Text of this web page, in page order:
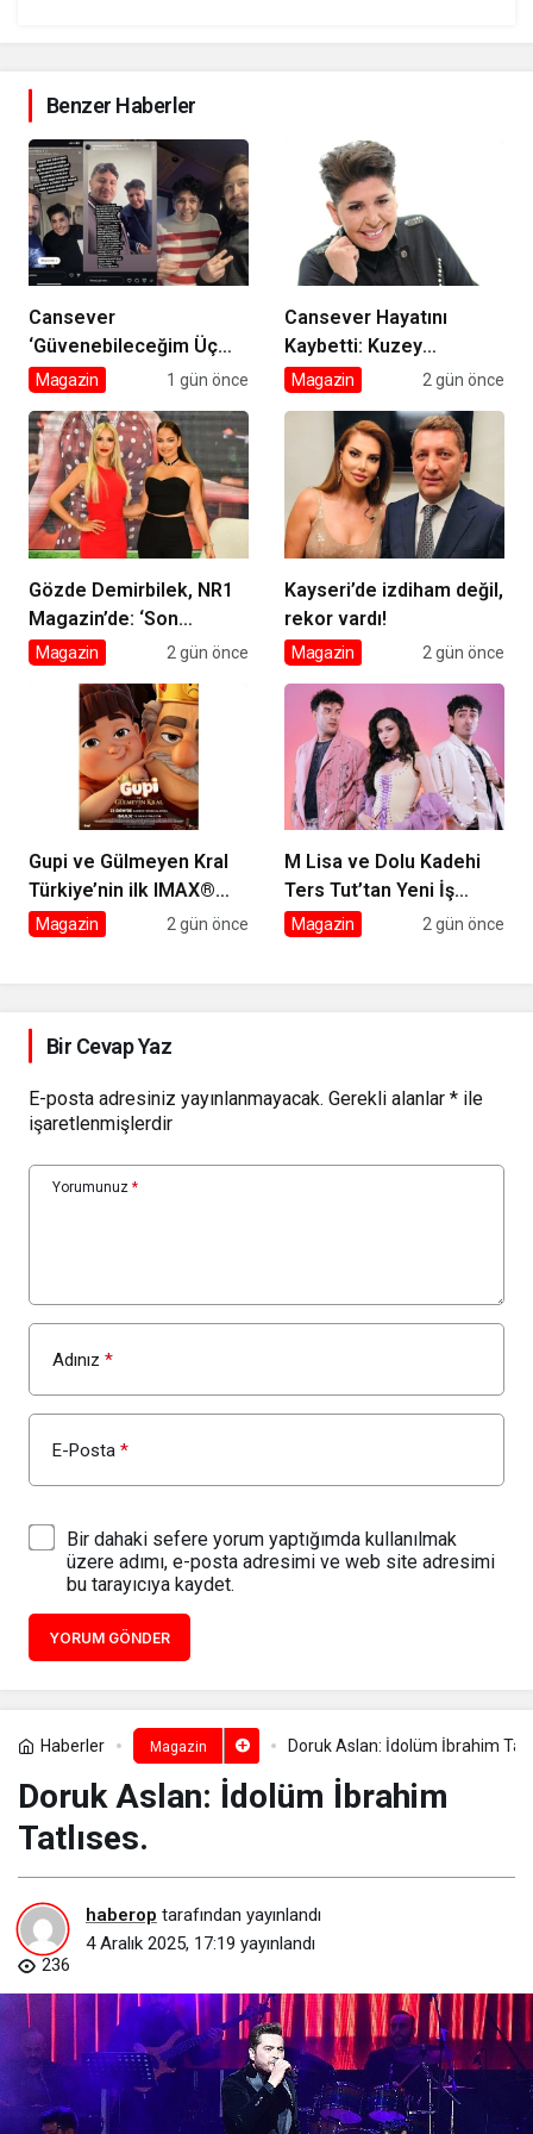
Benzer Haberler
Cansever
‘Güvenebileceğim Üç
İnsandan Biri’ Demişti:
Cansever’e Duygusal
Veda
Magazin 1 gün önce
Cansever Hayatını
Kaybetti: Kuzey
Makedonya’da Toprağa
Magazin 2 gün önce
Gözde Demirbilek, NR1
Magazin’de: ‘Son
assolist olarak var
Magazin 2 gün önce
Kayseri’de izdiham değil,
rekor vardı!
Magazin 2 gün önce
Gupi ve Gülmeyen Kral
Türkiye’nin ilk IMAX®
animasyon filmi oluyor
Magazin 2 gün önce
M Lisa ve Dolu Kadehi
Ters Tut’tan Yeni İş
Birliği: Vişne
Magazin 2 gün önce
Bir Cevap Yaz
E-posta adresiniz yayınlanmayacak. Gerekli alanlar * ile
işaretlenmişlerdir
Yorumunuz *
Adınız *
E-Posta *
Bir dahaki sefere yorum yaptığımda kullanılmak
üzere adımı, e-posta adresimi ve web site adresimi
bu tarayıcıya kaydet.
YORUM GÖNDER
Haberler Magazin Doruk Aslan: İdolüm İbrahim
Doruk Aslan: İdolüm İbrahim
Tatlıses.
haberop tarafından yayınlandı
4 Aralık 2025, 17:19 yayınlandı
236